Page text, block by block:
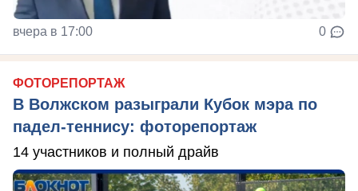
вчера в 17:00 0
ФОТОРЕПОРТАЖ
В Волжском разыграли Кубок мэра по
падел-теннису: фоторепортаж
14 участников и полный драйв